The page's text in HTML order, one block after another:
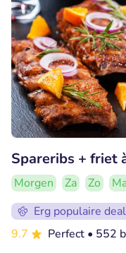
Spareribs + friet
Morgen Za Zo
Erg populaire deal
9.7
Perfect • 552